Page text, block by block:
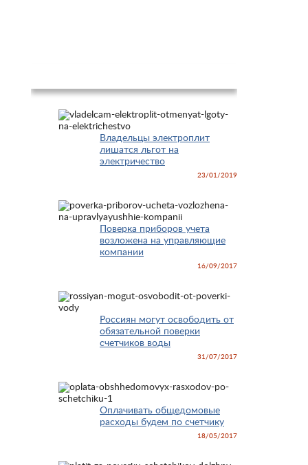
Владельцы электроплит
лишатся льгот на
электричество
23/01/2019
Поверка приборов учета
возложена на управляющие
компании
16/09/2017
Россиян могут освободить от
обязательной поверки
счетчиков воды
31/07/2017
Оплачивать общедомовые
расходы будем по счетчику
18/05/2017